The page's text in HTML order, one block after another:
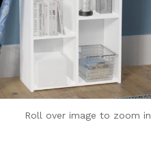
Roll over image to zoom in